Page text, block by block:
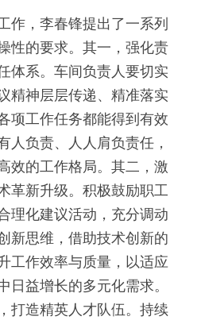
，李春锋提出了一系列
性的要求。其一，强化责
体系。车间负责人要切实
精神层层传递、精准落实
项工作任务都能得到有效
人负责、人人肩负责任，
效的工作格局。其二，激
革新升级。积极鼓励职工
理化建议活动，充分调动
新思维，借助技术创新的
工作效率与质量，以适应
日益增长的多元化需求。
打造精英人才队伍。持续